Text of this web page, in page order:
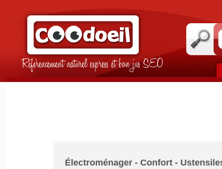
Référencement naturel express et bon jus SEO
Électroménager - Confort -